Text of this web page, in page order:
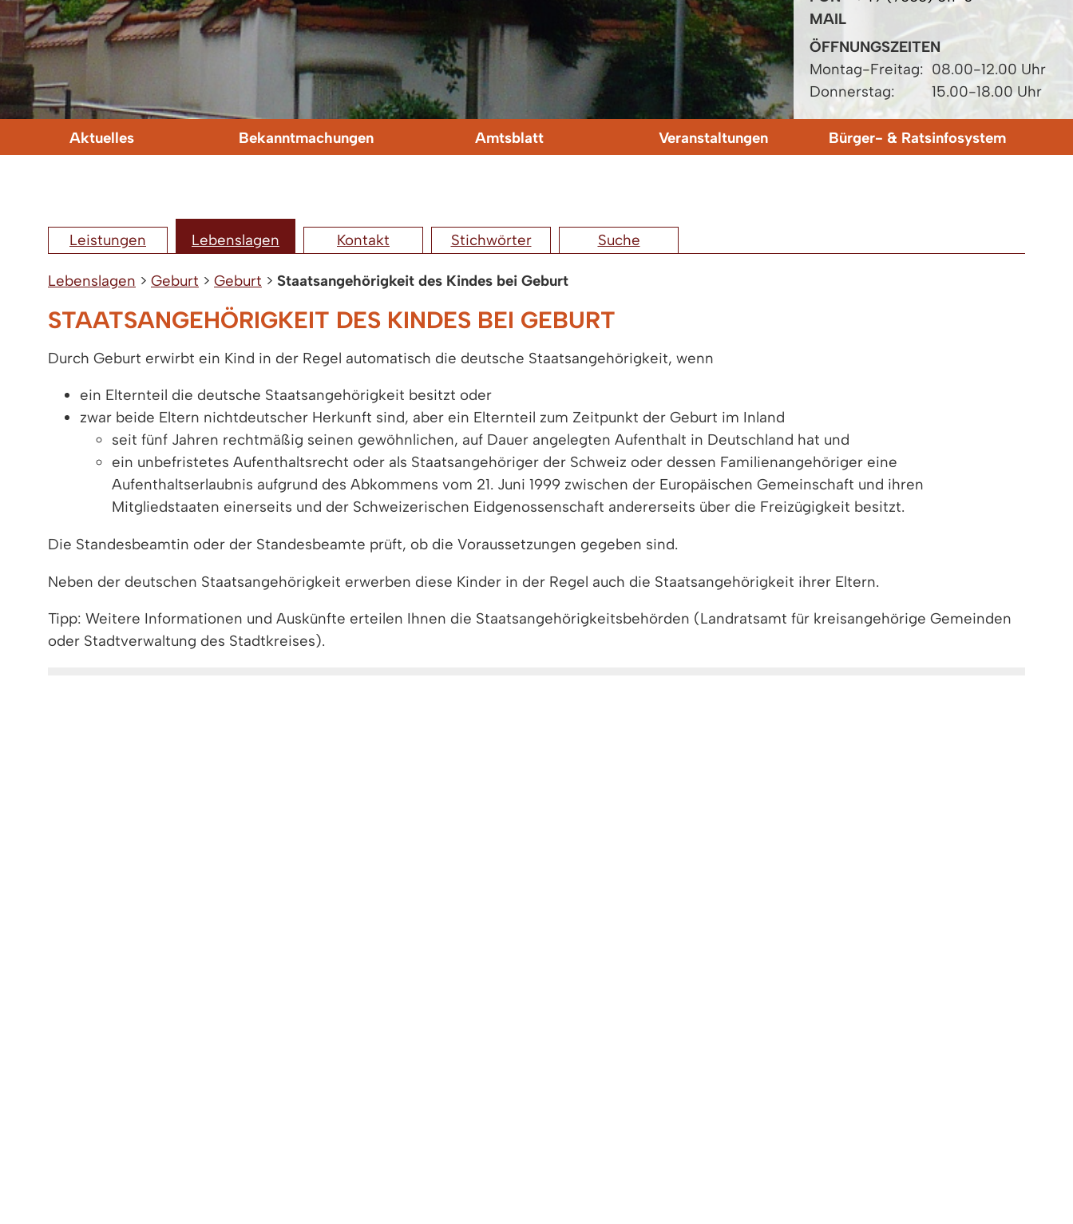
MAIL
ÖFFNUNGSZEITEN
Montag-Freitag: 08.00-12.00 Uhr
Donnerstag:
15.00-18.00 Uhr
Aktuelles Bekanntmachungen Amtsblatt Veranstaltungen Bürger- & Ratsinfosystem
Leistungen Lebenslagen Kontakt Stichwörter Suche
Lebenslagen > Geburt > Geburt > Staatsangehörigkeit des Kindes bei Geburt
STAATSANGEHÖRIGKEIT DES KINDES BEI GEBURT
Durch Geburt erwirbt ein Kind in der Regel automatisch die deutsche Staatsangehörigkeit, wenn
ein Elternteil die deutsche Staatsangehörigkeit besitzt oder
zwar beide Eltern nichtdeutscher Herkunft sind, aber ein Elternteil zum Zeitpunkt der Geburt im Inland
seit fünf Jahren rechtmäßig seinen gewöhnlichen, auf Dauer angelegten Aufenthalt in Deutschland hat und
ein unbefristetes Aufenthaltsrecht oder als Staatsangehöriger der Schweiz oder dessen Familienangehöriger eine
Aufenthaltserlaubnis aufgrund des Abkommens vom 21. Juni 1999 zwischen der Europäischen Gemeinschaft und ihren
Mitgliedstaaten einerseits und der Schweizerischen Eidgenossenschaft andererseits über die Freizügigkeit besitzt.
Die Standesbeamtin oder der Standesbeamte prüft, ob die Voraussetzungen gegeben sind.
Neben der deutschen Staatsangehörigkeit erwerben diese Kinder in der Regel auch die Staatsangehörigkeit ihrer Eltern.
Tipp: Weitere Informationen und Auskünfte erteilen Ihnen die Staatsangehörigkeitsbehörden (Landratsamt für kreisangehörige Gemeinden
oder Stadtverwaltung des Stadtkreises).